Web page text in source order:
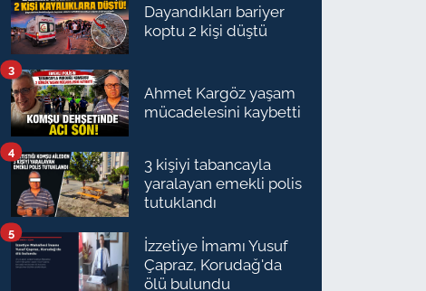
Dayandıkları bariyer
koptu 2 kişi düştü
Ahmet Kargöz yaşam
mücadelesini kaybetti
3
3 kişiyi tabancayla
yaralayan emekli polis
tutuklandı
4
İzzetiye İmamı Yusuf
Çapraz, Korudağ'da
ölü bulundu
5